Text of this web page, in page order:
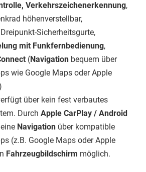
Verkehrszeichenerkennung,
höhenverstellbar,
Sicherheitsgurte,
mit Funkfernbedienung,
(Navigation bequem über
wie Google Maps oder Apple
über kein fest verbautes
Durch Apple CarPlay / Android
Navigation über kompatible
(z.B. Google Maps oder Apple
Fahrzeugbildschirm möglich.